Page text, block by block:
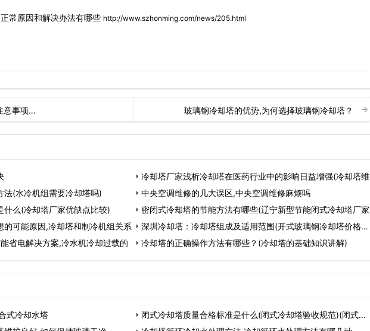
常原因和解决办法有哪些 http://www.szhonming.com/news/205.html
意事项… 玻璃钢冷却塔的优势,为何选择玻璃钢冷却塔？
冷却塔厂家浅析冷却塔在医药行业中的影响日益增强(冷却塔维
法(水冷机组需要冷却塔吗)
中央空调维修的几大误区,中央空调维修麻烦吗
什么(冷却塔厂家优缺点比较)
密闭式冷却塔的节能方法有哪些(辽宁新型节能闭式冷却塔厂家
的可能原因,冷却塔和制冷机组关系
深圳冷却塔：冷却塔组成及适用范围(开式玻璃钢冷却塔价格一
般
省电解决方案,冷水机冷却过载的 冷却塔的正确操作方法有哪些？(冷却塔的基础知识讲解)
式冷却水塔
闭式冷却塔质量合格标准是什么(闭式冷却塔验收规范)(闭式